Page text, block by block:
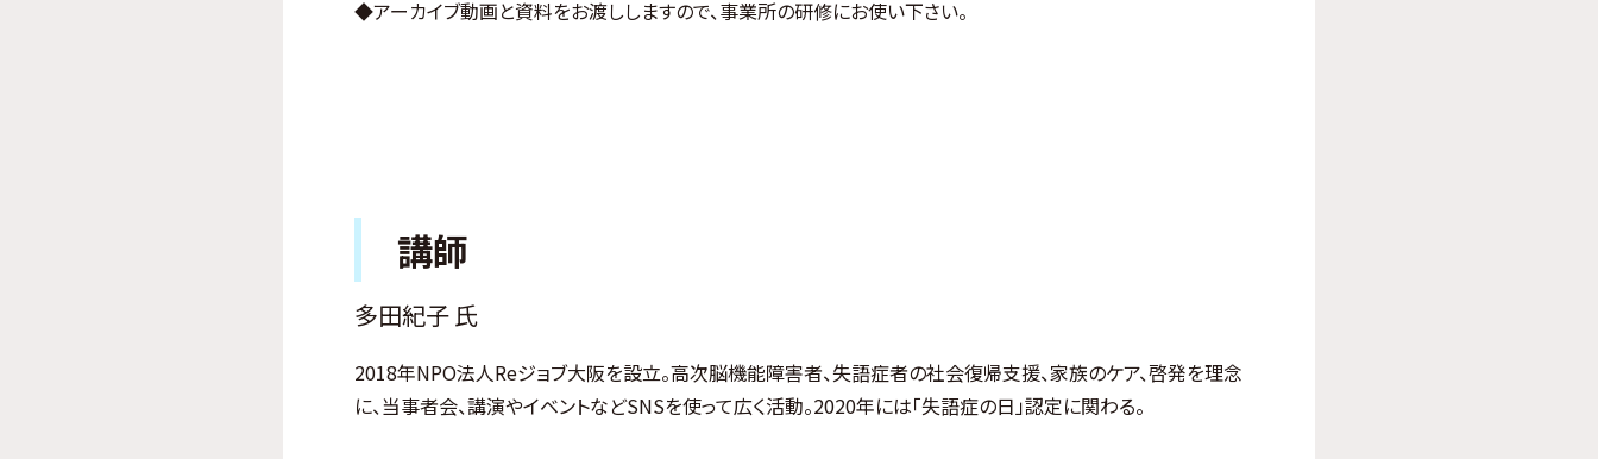
◆アーカイブ動画と資料をお渡ししますので、事業所の研修にお使い下さい。
講師
多田紀子 氏
2018年NPO法人Reジョブ大阪を設立。高次脳機能障害者、失語症者の社会復帰支援、家族のケア、啓発を理念
に、当事者会、講演やイベントなどSNSを使って広く活動。2020年には「失語症の日」認定に関わる。